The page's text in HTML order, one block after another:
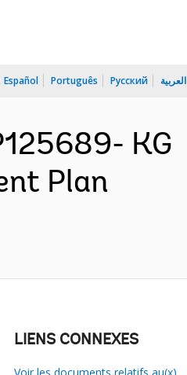
Español Português Русский العربية
KG
Plan
LIENS CONNEXES